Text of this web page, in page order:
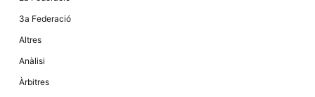
3a Federació
Altres
Anàlisi
Àrbitres